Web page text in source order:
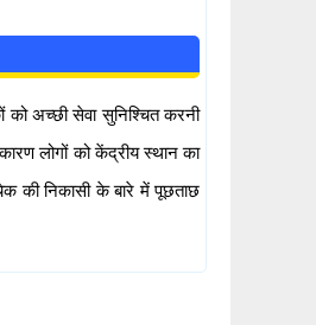
को अच्छी सेवा सुनिश्चित करनी
लोगों को केंद्रीय स्थान का
की निकासी के बारे में पूछताछ